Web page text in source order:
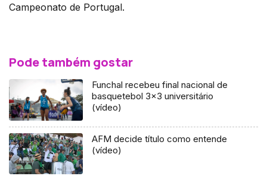
Campeonato de Portugal.
Pode também gostar
Funchal recebeu final nacional de
basquetebol 3×3 universitário
(vídeo)
AFM decide título como entende
(vídeo)